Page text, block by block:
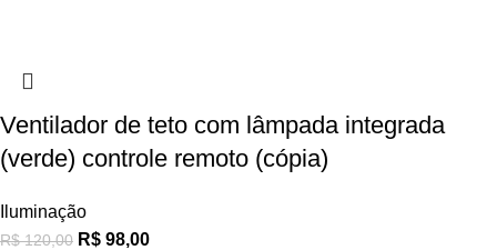
Ventilador de teto com lâmpada integrada
(verde) controle remoto (cópia)
Iluminação
R$120,00 R$ 98,00